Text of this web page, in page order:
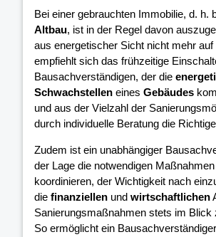
Bei einer gebrauchten Immobilie, d. h.
Altbau, ist in der Regel davon
aus energetischer Sicht nicht mehr
empfiehlt sich das frühzeitige
Bausachverständigen, der die
Schwachstellen eines Gebäudes
und aus der Vielzahl der
durch individuelle Beratung die
Zudem ist ein unabhängiger
der Lage die notwendigen
koordinieren, der Wichtigkeit nach
die finanziellen und wirtschaftlichen
Sanierungsmaßnahmen stets im Blick
So ermöglicht ein